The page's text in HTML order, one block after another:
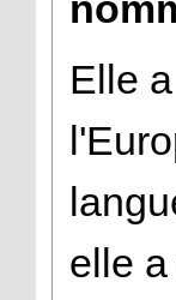
Elle
elle